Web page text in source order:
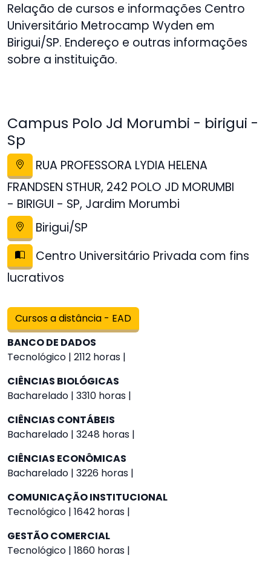
Relação de cursos e informações Centro
Universitário Metrocamp Wyden em
Birigui/SP. Endereço e outras informações
sobre a instituição.
Campus Polo Jd Morumbi - birigui -
Sp
RUA PROFESSORA LYDIA HELENA
FRANDSEN STHUR, 242 POLO JD MORUMBI
- BIRIGUI - SP, Jardim Morumbi
Birigui/SP
Centro Universitário Privada com fins
lucrativos
Cursos a distância - EAD
BANCO DE DADOS
Tecnológico | 2112 horas |
CIÊNCIAS BIOLÓGICAS
Bacharelado | 3310 horas |
CIÊNCIAS CONTÁBEIS
Bacharelado | 3248 horas |
CIÊNCIAS ECONÔMICAS
Bacharelado | 3226 horas |
COMUNICAÇÃO INSTITUCIONAL
Tecnológico | 1642 horas |
GESTÃO COMERCIAL
Tecnológico | 1860 horas |